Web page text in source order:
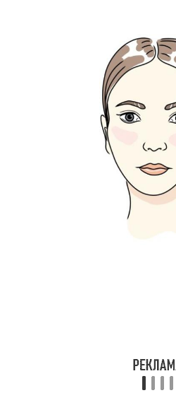
прямоугольного лица
Стрижки для
квадратной формы